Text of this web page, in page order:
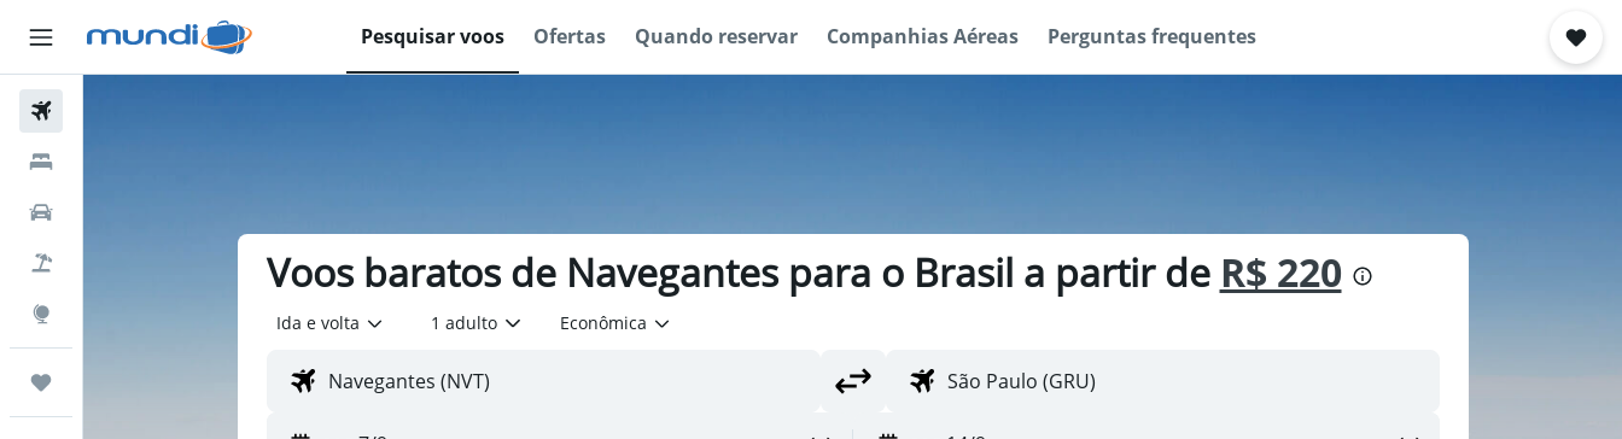
Pesquisar voos Ofertas Quando reservar Companhias Aéreas Perguntas frequentes
Voos baratos de Navegantes para o Brasil a partir de R$ 220
Ida e volta 1 adulto Econômica